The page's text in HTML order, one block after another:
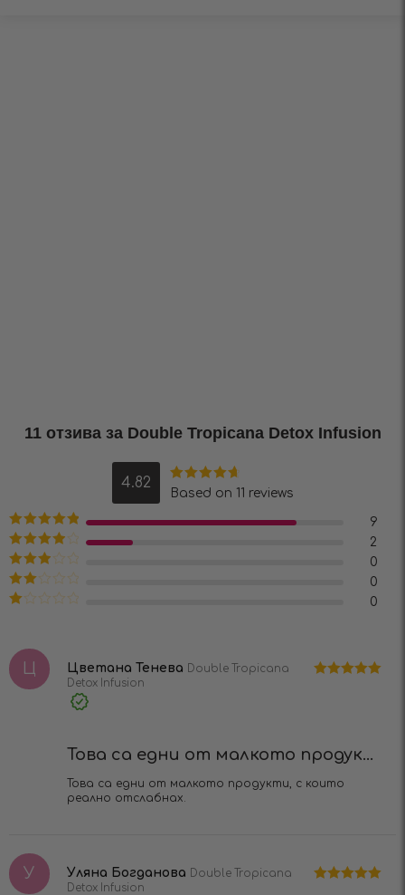
11 отзива за Double Tropicana Detox Infusion
4.82
Оценено на
Based on 11 reviews
Оценено на
5
от 5
9
Оценено
на4 от 5
2
Оценено
на
3
от
5
0
Оценено
0
от
0
Цветана Тенева Double Tropicana
Detox Infusion
Това са едни от малкото продук...
Това са едни от малкото продукти, с които
реално отслабнах.
У Уляна Богданова
Double Tropicana
Detox Infusion